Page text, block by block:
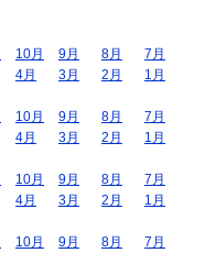
10月 9月 8月
7月
4月 3月 2月
1月
10月 9月 8月
7月
4月 3月 2月
1月
10月 9月 8月
7月
4月 3月 2月
1月
10月 9月 8月
7月